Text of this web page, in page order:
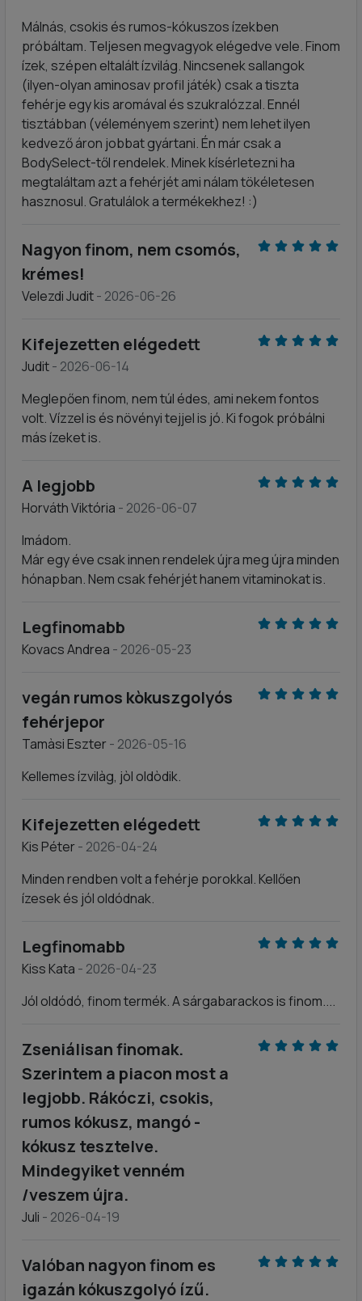
Málnás, csokis és rumos-kókuszos ízekben
próbáltam. Teljesen megvagyok elégedve vele. Finom
ízek, szépen eltalált ízvilág. Nincsenek sallangok
(ilyen-olyan aminosav profil játék) csak a tiszta
fehérje egy kis aromával és szukralózzal. Ennél
tisztábban (véleményem szerint) nem lehet ilyen
kedvező áron jobbat gyártani. Én már csak a
BodySelect-től rendelek. Minek kísérletezni ha
megtaláltam azt a fehérjét ami nálam tökéletesen
hasznosul. Gratulálok a termékekhez! :)
Nagyon finom, nem csomós,
krémes!
Velezdi Judit- 2026-06-26
Kifejezetten elégedett
Judit- 2026-06-14
Meglepően finom, nem túl édes, ami nekem fontos
volt. Vízzel is és növényi tejjel is jó. Ki fogok próbálni
más ízeket is.
A legjobb
Horváth Viktória - 2026-06-07
Imádom.
Már egy éve csak innen rendelek újra meg újra minden
hónapban. Nem csak fehérjét hanem vitaminokat is.
Legfinomabb
Kovacs Andrea - 2026-05-23
vegán rumos kòkuszgolyós
fehérjepor
Tamàsi Eszter- 2026-05-16
Kellemes ízvilàg, jòl oldòdik.
Kifejezetten elégedett
Kis Péter- 2026-04-24
Minden rendben volt a fehérje porokkal. Kellően
ízesek és jól oldódnak.
Legfinomabb
Kiss Kata - 2026-04-23
Jól oldódó, finom termék. A sárgabarackos is finom....
Zseniálisan finomak.
Szerintem a piacon most a
legjobb. Rákóczi, csokis,
rumos kókusz, mangó -
kókusz tesztelve.
Mindegyiket venném
/veszem újra.
Juli - 2026-04-19
Valóban nagyon finom es
igazán kókuszgolyó ízű.